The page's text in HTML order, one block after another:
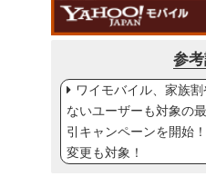
参
ワイモバイル、家族
ないユーザーも対象の
引キャンペーンを開始
変更も対象！